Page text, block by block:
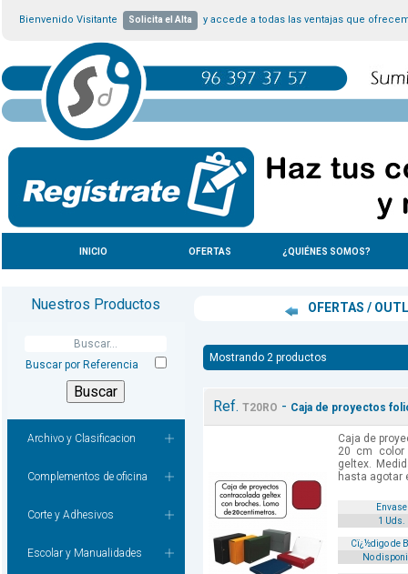
Bienvenido Visitante Solicita el Alta y accede a todas las ventajas que
INICIO OFERTAS ¿QUIÉNES SOMOS?
Nuestros Productos
Buscar por Referencia
Archivo y Clasificacion
Complementos de oficina
Corte y Adhesivos
Escolar y Manualidades
OFERTAS /
Mostrando 2 productos
Ref. T20RO - Caja de proyectos
Caja de
20 cm color
geltex.
hasta agotar
Envase
1 Uds.
Cï¿½digo de
No